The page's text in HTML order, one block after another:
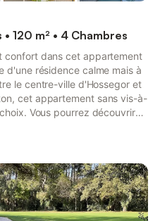
120 m² • 4 Chambres
confort dans cet appartement
d'une résidence calme mais à
le centre-ville d'Hossegor et
cet appartement sans vis-à-
Vous pourrez découvrir
bars et restaurants.
garantissant espace et
s...